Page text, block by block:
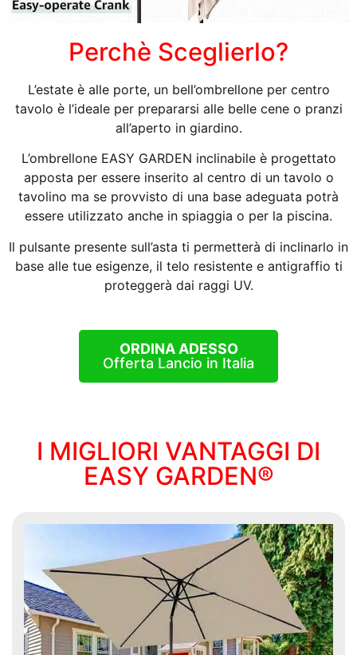
Perchè Sceglierlo?
L’estate è alle porte, un bell’ombrellone per centro
tavolo è l’ideale per prepararsi alle belle cene o pranzi
all’aperto in giardino.
L’ombrellone EASY GARDEN inclinabile è progettato
apposta per essere inserito al centro di un tavolo o
tavolino ma se provvisto di una base adeguata potrà
essere utilizzato anche in spiaggia o per la piscina.
Il pulsante presente sull’asta ti permetterà di inclinarlo in
base alle tue esigenze, il telo resistente e antigraffio ti
proteggerà dai raggi UV.
ORDINA ADESSO
Offerta Lancio in Italia
I MIGLIORI VANTAGGI DI
EASY GARDEN®